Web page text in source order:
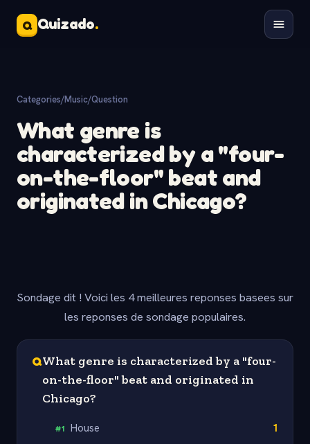
Q Quizado.
Categories/Music/Question
What genre is
characterized by a "four-
on-the-floor" beat and
originated in Chicago?
Sondage dit ! Voici les 4 meilleures reponses basees sur
les reponses de sondage populaires.
QWhat genre is characterized by a "four-
on-the-floor" beat and originated in
Chicago?
#1 House 1